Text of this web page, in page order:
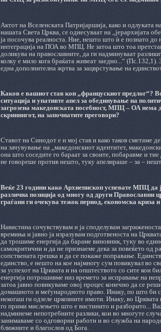
Актот на Вселенската Патријаршија, како и одлуката
нашата Света Црква, се однесуваат на „јерархијата
ја посочува реалноста. Ние, нешто што ѝ е познато до
интеграција на ПОА во МПЦ. Не затоа што тоа
доликува на православните, да ги надминуваат
колку е мило кога браќата живеат заедно...“
една дополнителна жртва за зацврстување на
Каков е вашиот став кон „францускиот предлог“?
ситуација и упативте апел за обединување на
загрозена македонската посебност, МПЦ – ОА нема
скринингот, на започнатите преговори?
Ставот на Синодот е и мој став и како таков сметаме
на зачувување на „македонскиот идентитет,
она што соседите го бараат за своите, побаравме и
не говореше против нешто, туку апелираше – за –
Веќе 23 години како Архиепископ успевате МПЦ да
различна позиција од многу од други Православни
граѓани ги очекува тежок период, економска криза
Навистина сочувствувам и ја споделувам
времиња и јавно ја изразувам подготвеноста на
да трошиме енергија да бараме виновник, туку во
самокритични и да не признаеме дека за повеќето од
сопствената грешка и да се покаже поправање.
единство, е нешто на кое најмногу сум повикувал во
за успехот на Црквата и на општеството со сите кои
енергија потрошивме низ времето за исправање на
затоа јавно повикуваме овој процес конечно да се
домашното и меѓународното право. Инаку, по што би
некогаш ги одзеле црковните имоти. Инаку, во
го прими мислењето што е вистинито и разборито...
надминеме непотребните разлики, кои во многуте
занимаваме со одговорни работи и во служба на
ближните и благослов од Бога.